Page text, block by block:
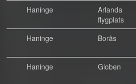
Haninge
Arlanda
flygplats
Haninge
Borås
Haninge
Globen